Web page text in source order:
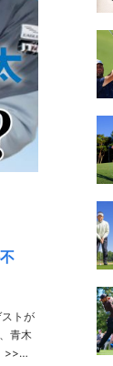
トが
青木